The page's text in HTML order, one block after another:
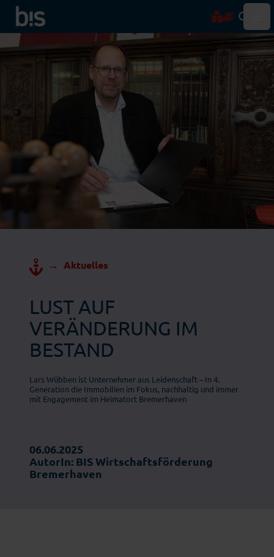
→ Aktuelles
LUST AUF
VERÄNDERUNG IM
BESTAND
Lars Wübben ist Unternehmer aus Leidenschaft – In 4.
Generation die Immobilien im Fokus, nachhaltig und immer
mit Engagement im Heimatort Bremerhaven
06.06.2025
AutorIn: BIS Wirtschaftsförderung
Bremerhaven